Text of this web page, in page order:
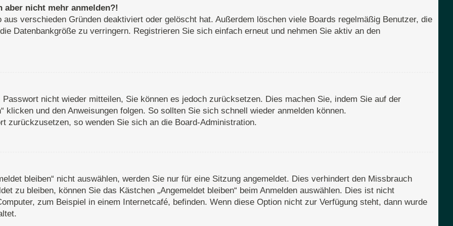
nicht mehr anmelden?!
verschieden Gründen deaktiviert oder gelöscht hat. Außerdem löschen viele Boards regelmäßig Benutzer, die
Datenbankgröße zu verringern. Registrieren Sie sich einfach erneut und nehmen Sie aktiv an den
nicht wieder mitteilen, Sie können es jedoch zurücksetzen. Dies machen Sie, indem Sie auf der
klicken und den Anweisungen folgen. So sollten Sie sich schnell wieder anmelden können.
zurückzusetzen, so wenden Sie sich an die Board-Administration.
bleiben“ nicht auswählen, werden Sie nur für eine Sitzung angemeldet. Dies verhindert den Missbrauch
zu bleiben, können Sie das Kästchen „Angemeldet bleiben“ beim Anmelden auswählen. Dies ist nicht
zum Beispiel in einem Internetcafé, befinden. Wenn diese Option nicht zur Verfügung steht, dann wurde